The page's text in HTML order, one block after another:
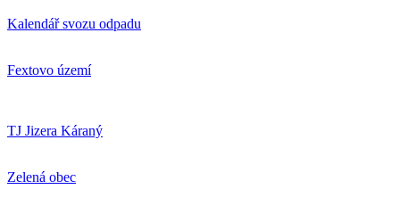
Kalendář svozu odpadu
Fextovo území
TJ Jizera Káraný
Zelená obec